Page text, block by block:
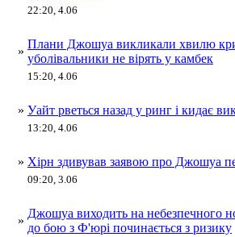
22:20, 4.06
»
Плани Джошуа викликали хвилю
уболівальники не вірять у камбек
15:20, 4.06
» Уайт рветься назад у ринг і кидає
13:20, 4.06
» Хірн здивував заявою про Джошуа
09:20, 3.06
»
Джошуа виходить на небезпечного
до бою з Ф'юрі починається з ризику